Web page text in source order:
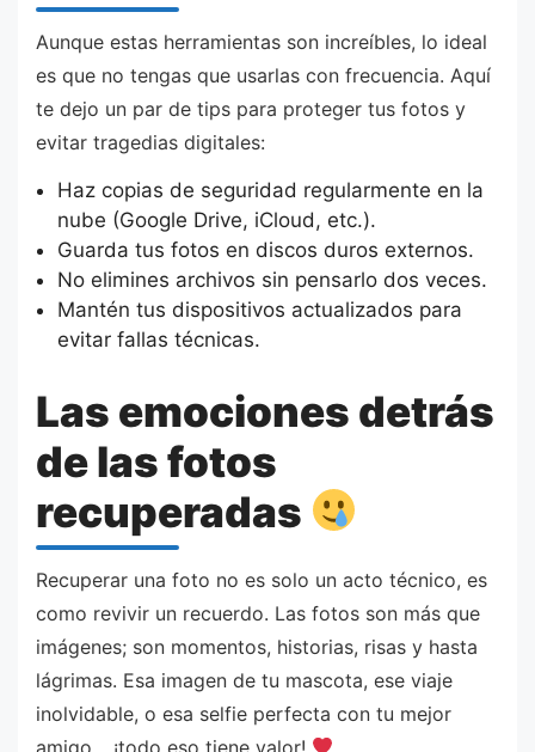
Aunque estas herramientas son increíbles, lo ideal
es que no tengas que usarlas con frecuencia. Aquí
te dejo un par de tips para proteger tus fotos y
evitar tragedias digitales:
Haz copias de seguridad regularmente en la
nube (Google Drive, iCloud, etc.).
Guarda tus fotos en discos duros externos.
No elimines archivos sin pensarlo dos veces.
Mantén tus dispositivos actualizados para
evitar fallas técnicas.
Las emociones detrás
de las fotos
recuperadas
Recuperar una foto no es solo un acto técnico, es
como revivir un recuerdo. Las fotos son más que
imágenes; son momentos, historias, risas y hasta
lágrimas. Esa imagen de tu mascota, ese viaje
inolvidable, o esa selfie perfecta con tu mejor
amigo… ¡todo eso tiene valor!